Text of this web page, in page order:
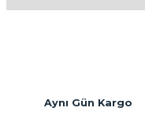
Aynı Gün Kargo